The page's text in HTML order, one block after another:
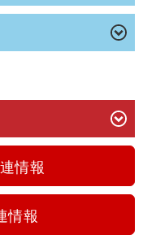
情報
情報